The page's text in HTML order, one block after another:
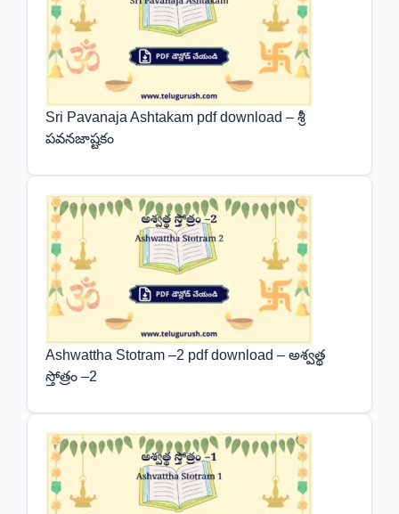
Sri Pavanaja Ashtakam pdf download – శ్రీ
పవనజాష్టకం
Ashwattha Stotram –2 pdf download – అశ్వత్థ
స్తోత్రం –2